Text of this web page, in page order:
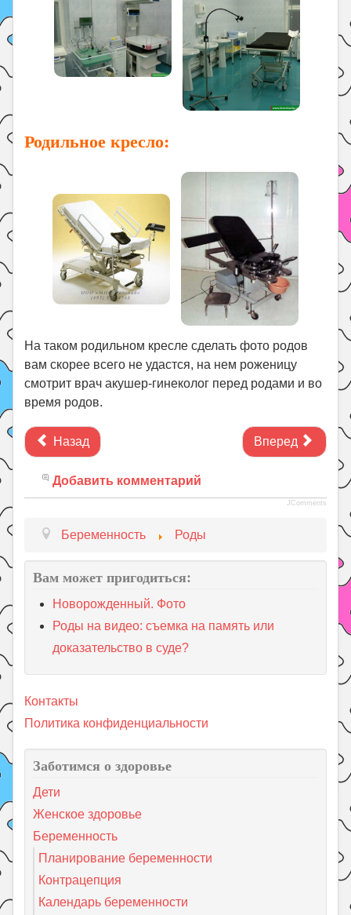
Родильное кресло:
На таком родильном кресле сделать фото родов
вам скорее всего не удастся, на нем роженицу
смотрит врач акушер-гинеколог перед родами и во
время родов.
Назад Вперед
Добавить комментарий
JComments
Беременность Роды
Вам может пригодиться:
Новорожденный. Фото
Роды на видео: съемка на память или
доказательство в суде?
Контакты
Политика конфиденциальности
Заботимся о здоровье
Дети
Женское здоровье
Беременность
Планирование беременности
Контрацепция
Календарь беременности